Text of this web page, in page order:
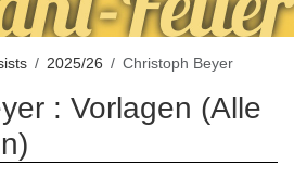
2025/26 Christoph Beyer
: Vorlagen (Alle